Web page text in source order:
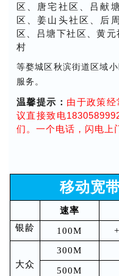
区、唐宅社区、吕献
区、姜山头社区、后
区、吕塘下社区、黄元
村
等婺城区秋滨街道区域
服务。
温馨提示： 由于政策
议直接致电
们。一个电话，闪电上
移动宽
速率
银龄 100M
大众
300M
500M